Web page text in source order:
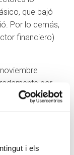
i els
que bajó
Por lo demás,
financiero)
por
la tasa de
un
inversores de
de aterrizaje